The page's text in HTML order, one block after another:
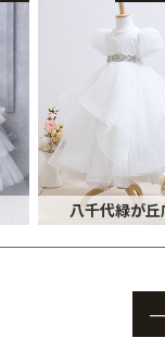
八千代緑が丘